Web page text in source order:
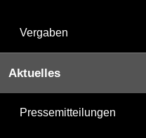
Vergaben
Aktuelles
Pressemitteilungen